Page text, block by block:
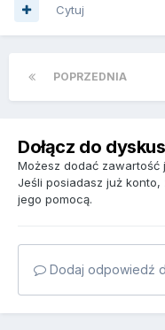
Cytuj
POPRZEDNIA
Dołącz do
Możesz dodać zawartość
Jeśli posiadasz już konto,
jego pomocą.
Dodaj odpowiedź